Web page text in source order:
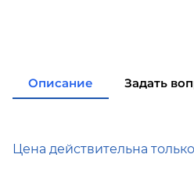
Описание Задать
Цена действительна